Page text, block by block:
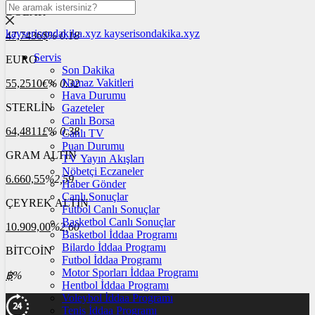
DOLAR
47,7436$% 0.18
EURO
55,2510€% 0.32
STERLİN
64,4811£% 0.38
GRAM ALTIN
6.660,55%2,59
ÇEYREK ALTIN
10.909,00%2,60
BİTCOİN
฿%
kayserisondakika.xyz kayserisondakika.xyz
Servis
Son Dakika
Namaz Vakitleri
Hava Durumu
Gazeteler
Canlı Borsa
Canlı TV
Puan Durumu
TV Yayın Akışları
Nöbetçi Eczaneler
Haber Gönder
Canlı Sonuçlar
Futbol Canlı Sonuçlar
Basketbol Canlı Sonuçlar
Basketbol İddaa Programı
Bilardo İddaa Programı
Futbol İddaa Programı
Motor Sporları İddaa Programı
Hentbol İddaa Programı
Voleybol İddaa Programı
Tenis İddaa Programı